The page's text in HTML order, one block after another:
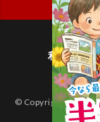
利用規約
© Copyright 2026子